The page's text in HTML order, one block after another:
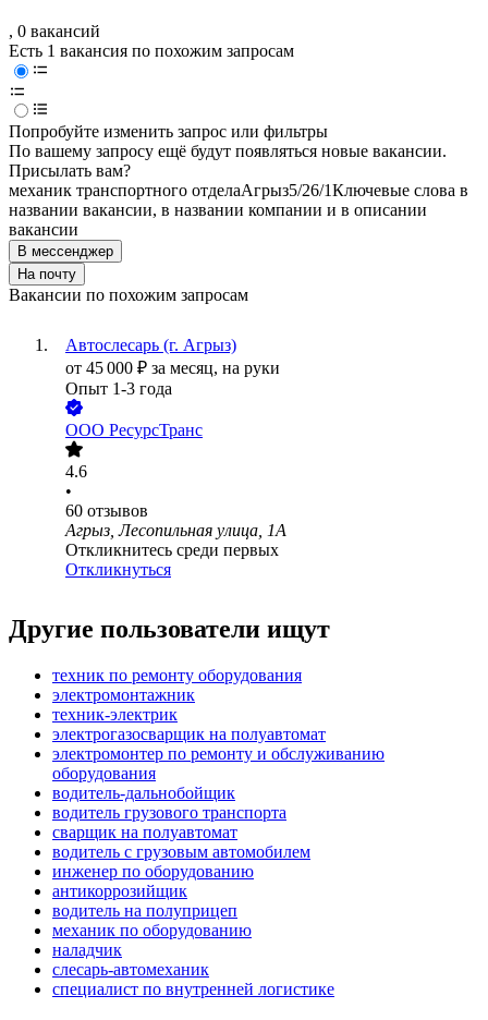
, 0 вакансий
Есть 1 вакансия по похожим запросам
Попробуйте изменить запрос или фильтры
По вашему запросу ещё будут появляться новые вакансии.
Присылать вам?
механик транспортного отделаАгрыз5/26/1Ключевые слова в
названии вакансии, в названии компании и в описании
вакансии
В мессенджер
На почту
Вакансии по похожим запросам
Автослесарь (г. Агрыз)
от 45 000 ₽ за месяц, на руки
Опыт 1-3 года
ООО РесурсТранс
4.6
•
60 отзывов
Агрыз, Лесопильная улица, 1А
Откликнитесь среди первых
Откликнуться
Другие пользователи ищут
техник по ремонту оборудования
электромонтажник
техник-электрик
электрогазосварщик на полуавтомат
электромонтер по ремонту и обслуживанию
оборудования
водитель-дальнобойщик
водитель грузового транспорта
сварщик на полуавтомат
водитель с грузовым автомобилем
инженер по оборудованию
антикоррозийщик
водитель на полуприцеп
механик по оборудованию
наладчик
слесарь-автомеханик
специалист по внутренней логистике